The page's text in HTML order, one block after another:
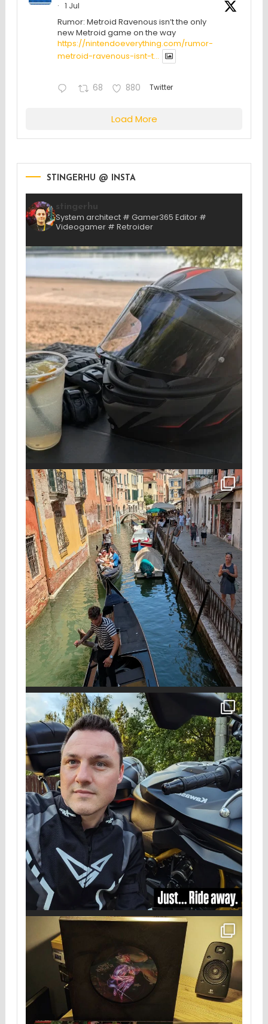
·
1 Jul
Rumor: Metroid Ravenous isn’t the only
new Metroid game on the way
https://nintendoeverything.com/rumor-
metroid-ravenous-isnt-t...
68 880 Twitter
Load More
STINGERHU @ INSTA
System architect # Gamer365 Editor #
Videogamer # Retroider